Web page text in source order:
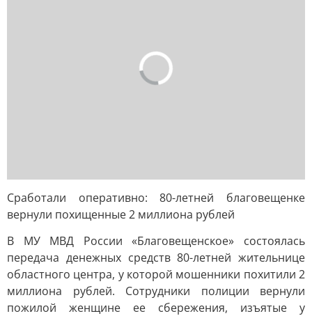
Сработали оперативно: 80-летней благовещенке
вернули похищенные 2 миллиона рублей
В МУ МВД России «Благовещенское» состоялась
передача денежных средств 80-летней жительнице
областного центра, у которой мошенники похитили 2
миллиона рублей. Сотрудники полиции вернули
пожилой женщине ее сбережения, изъятые у